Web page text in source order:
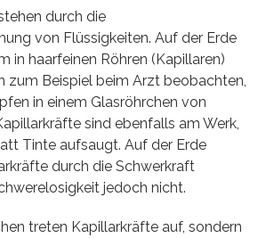
durch die
von Flüssigkeiten. Auf der Erde
in haarfeinen Röhren (Kapillaren)
zum Beispiel beim Arzt beobachten,
in einem Glasröhrchen von
sind ebenfalls am Werk,
Tinte aufsaugt. Auf der Erde
durch die Schwerkraft
jedoch nicht.
treten Kapillarkräfte auf, sondern